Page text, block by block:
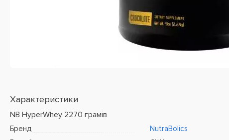
Характеристики
NB HyperWhey 2270 грамів
Бренд
NutraBolics